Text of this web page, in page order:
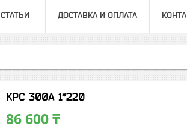
СТАТЬИ ДОСТАВКА И ОПЛАТА
KPC 300A 1*220
86 600 ₸